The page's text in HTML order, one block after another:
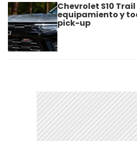
Chevrolet S10
equipamiento y
pick-up